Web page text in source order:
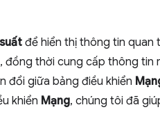
để hiển thị thông tin quan
thời cung cấp thông tin
đổi giữa bảng điều khiển
khiển Mạng, chúng tôi đã